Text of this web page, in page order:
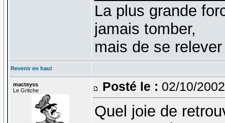
La plus grande
jamais tomber,
mais de se
Revenir en haut
macteyss
Le Gritche
Posté le : 02/10/
Quel joie de